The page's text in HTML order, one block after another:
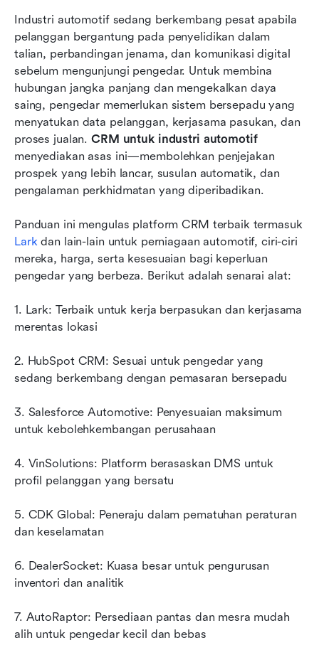
Industri automotif sedang berkembang pesat apabila
pelanggan bergantung pada penyelidikan dalam
talian, perbandingan jenama, dan komunikasi digital
sebelum mengunjungi pengedar. Untuk membina
hubungan jangka panjang dan mengekalkan daya
saing, pengedar memerlukan sistem bersepadu yang
menyatukan data pelanggan, kerjasama pasukan, dan
proses jualan. CRM untuk industri automotif
menyediakan asas ini—membolehkan penjejakan
prospek yang lebih lancar, susulan automatik, dan
pengalaman perkhidmatan yang diperibadikan.
Lark dan lain-lain untuk perniagaan automotif, ciri-ciri
mereka, harga, serta kesesuaian bagi keperluan
pengedar yang berbeza. Berikut adalah senarai alat:
1. Lark: Terbaik untuk kerja berpasukan dan kerjasama
merentas lokasi
2. HubSpot CRM: Sesuai untuk pengedar yang
sedang berkembang dengan pemasaran bersepadu
3. Salesforce Automotive: Penyesuaian maksimum
untuk kebolehkembangan perusahaan
4. VinSolutions: Platform berasaskan DMS untuk
profil pelanggan yang bersatu
5. CDK Global: Peneraju dalam pematuhan peraturan
dan keselamatan
6. DealerSocket: Kuasa besar untuk pengurusan
inventori dan analitik
7. AutoRaptor: Persediaan pantas dan mesra mudah
alih untuk pengedar kecil dan bebas
CRM
10 platform CRM teratas untuk industri
automotif
Cara memilih CRM terbaik untuk pengedar anda
Petua bonus: Peta jalan penerimaan CRM
langkah demi langkah dengan Lark
Kesimpulan
Soalan Lazim
Bacaan berkaitan